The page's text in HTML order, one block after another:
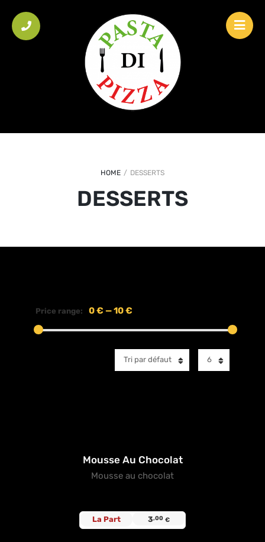
HOME / DESSERTS
DESSERTS
Price range: 0 € —10 €
6
Tri par défaut
Mousse Au Chocolat
Mousse au chocolat
La Part 3,00 €